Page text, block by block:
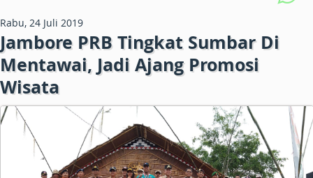
Rabu, 24 Juli 2019
Jambore PRB Tingkat Sumbar Di
Mentawai, Jadi Ajang Promosi
Wisata